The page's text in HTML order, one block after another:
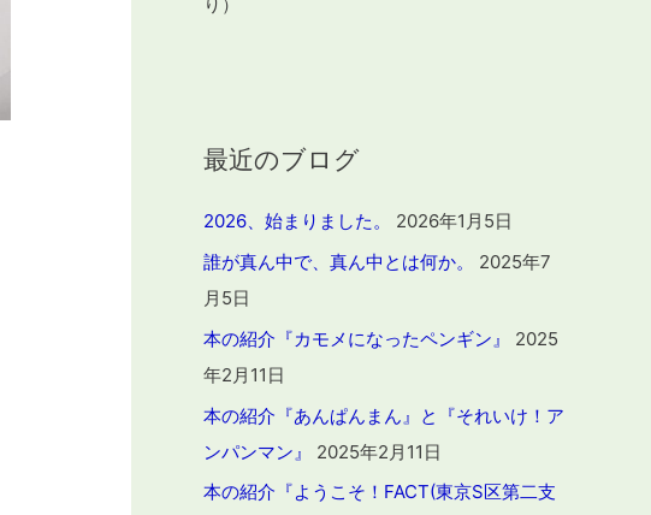
最近のブログ
2026、始まりました。
2026年1月5日
誰が真ん中で、真ん中とは何か。
2025年7
月5日
本の紹介『カモメになったペンギン』
2025
年2月11日
本の紹介『あんぱんまん』と『それいけ！ア
ンパンマン』
2025年2月11日
本の紹介『ようこそ！FACT(東京S区第二支